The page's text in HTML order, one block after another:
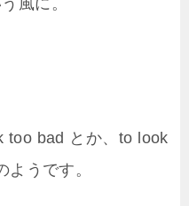
風に。
too bad とか、to look
うです。